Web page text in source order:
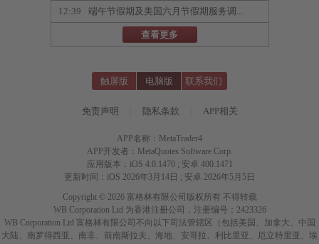
12:39 端午节假期及美国六月节假期服务调...
查看更多
触屏版 电脑版 联系我们
免责声明 隐私条款 APP相关
APP名称：MetaTrader4
APP开发者：MetaQuotes Software Corp.
应用版本：iOS 4.0.1470 ; 安卓 400.1471
更新时间：iOS 2026年3月14日 ; 安卓 2026年5月5日
Copyright © 2026 富格林有限公司版权所有 不得转载
WB Corporation Ltd 为香港注册公司，注册编号：2423326
WB Corporation Ltd 富格林有限公司不向以下司法管辖区（包括美国、加拿大、中国
大陆、南罗得西亚、南非、前南斯拉夫、海地、安哥拉、利比里亚、厄立特里亚、埃